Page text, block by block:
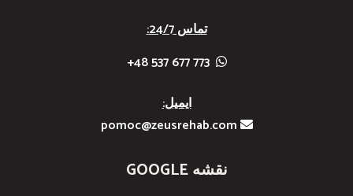
تماس 24/7:
773 677 537 48+
ایمیل:
نقشه GOOGLE